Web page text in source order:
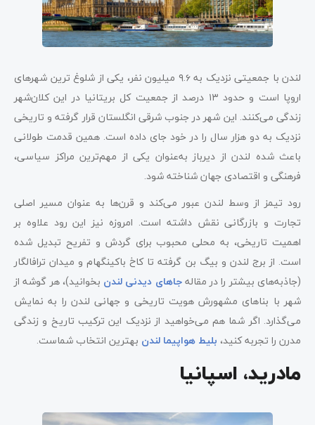
لندن با جمعیتی نزدیک به ۹.۶ میلیون نفر، یکی از شلوغ‌ ترین شهرهای
اروپا است و حدود ۱۳ درصد از جمعیت کل بریتانیا در این کلان‌شهر
زندگی می‌کنند. این شهر در جنوب ‌شرقی انگلستان قرار گرفته و تاریخی
نزدیک به دو هزار سال را در خود جای داده است. همین قدمت طولانی
باعث شده لندن از دیرباز به‌عنوان یکی از مهم‌ترین مراکز سیاسی،
فرهنگی و اقتصادی جهان شناخته شود.
رود تیمز از وسط لندن عبور می‌کند و قرن‌ها به‌ عنوان مسیر اصلی
تجارت و بازرگانی نقش داشته است. امروزه نیز این رود علاوه بر
اهمیت تاریخی، به محلی محبوب برای گردش و تفریح تبدیل شده
است. از برج لندن و بیگ بن گرفته تا کاخ باکینگهام و میدان ترافالگار
(جاذبه‌های بیشتر را در مقالهجاهای دیدنی لندن بخوانید)، هر گوشه از
شهر با بناهای مشهورش هویت تاریخی و جهانی لندن را به نمایش
می‌گذارد. اگر شما هم می‌خواهید از نزدیک این ترکیب تاریخ و زندگی
مدرن را تجربه کنید، بلیط هواپیما لندن بهترین انتخاب شماست.
مادرید، اسپانیا